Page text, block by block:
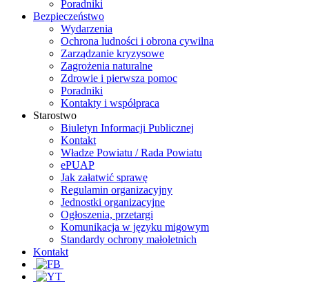
Poradniki
Bezpieczeństwo
Wydarzenia
Ochrona ludności i obrona cywilna
Zarządzanie kryzysowe
Zagrożenia naturalne
Zdrowie i pierwsza pomoc
Poradniki
Kontakty i współpraca
Starostwo
Biuletyn Informacji Publicznej
Kontakt
Władze Powiatu / Rada Powiatu
ePUAP
Jak załatwić sprawę
Regulamin organizacyjny
Jednostki organizacyjne
Ogłoszenia, przetargi
Komunikacja w języku migowym
Standardy ochrony małoletnich
Kontakt